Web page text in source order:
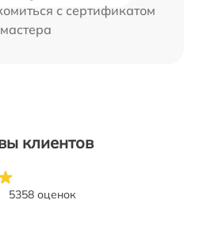
с сертификатом
мастера
клиентов
5358 оценок